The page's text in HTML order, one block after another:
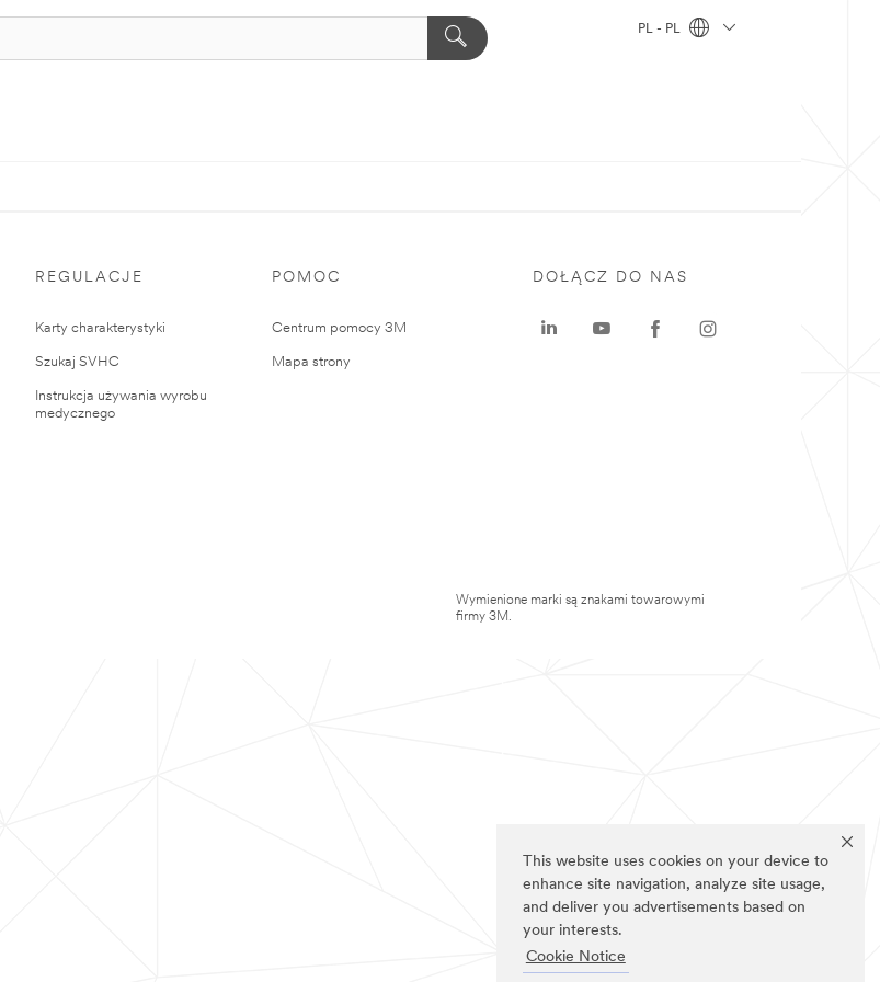
This website uses cookies on your device to
enhance site navigation, analyze site usage,
and deliver you advertisements based on
your interests.
Cookie Notice
PL - PL
REGULACJE
Karty charakterystyki
Szukaj SVHC
Instrukcja używania wyrobu
medycznego
POMOC
Centrum pomocy 3M
Mapa strony
DOŁĄCZ DO NAS
Wymienione marki są znakami towarowymi
firmy 3M.